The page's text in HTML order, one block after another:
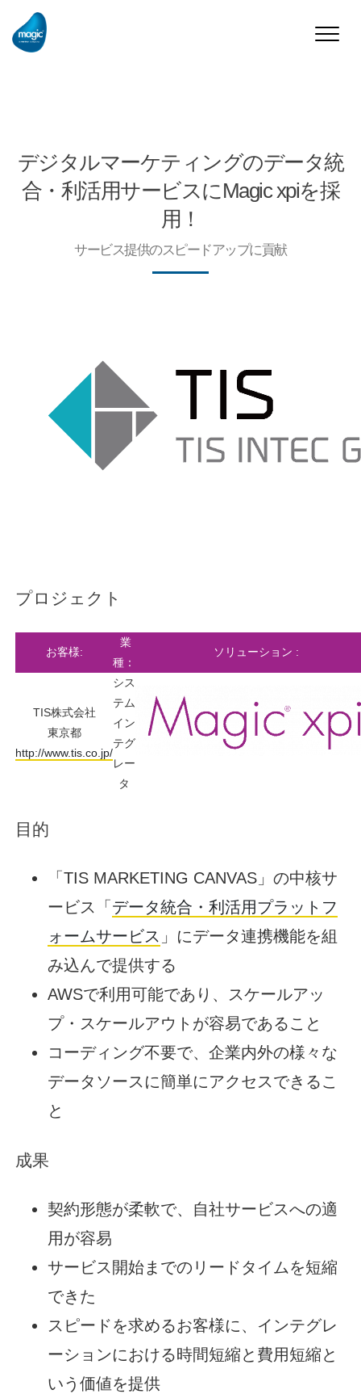
Toggle
デジタルマーケティングのデータ統
合・利活用サービスにMagic xpiを採
用！
サービス提供のスピードアップに貢献
プロジェクト
お客様:
業
種：
ソリューション :
TIS株式会社
東京都
http://www.tis.co.jp/
シス
テム
イン
テグ
レー
タ
目的
「TIS MARKETING CANVAS」の中核サ
ービス「 データ統合・利活用プラットフ
ォームサービス 」にデータ連携機能を組
み込んで提供する
AWSで利用可能であり、スケールアッ
プ・スケールアウトが容易であること
コーディング不要で、企業内外の様々な
データソースに簡単にアクセスできるこ
と
成果
契約形態が柔軟で、自社サービスへの適
用が容易
サービス開始までのリードタイムを短縮
できた
スピードを求めるお客様に、インテグレ
ーションにおける時間短縮と費用短縮と
いう価値を提供